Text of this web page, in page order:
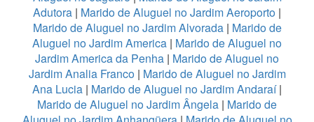
Adutora | Marido de Aluguel no Jardim Aeroporto |
Marido de Aluguel no Jardim Alvorada| Marido de
Aluguel no Jardim America | Marido de Aluguel no
Jardim America da Penha | Marido de Aluguel no
Jardim Analia Franco| Marido de Aluguel no Jardim
Ana Lucia | Marido de Aluguel no Jardim Andaraí|
Marido de Aluguel no Jardim Ângela | Marido de